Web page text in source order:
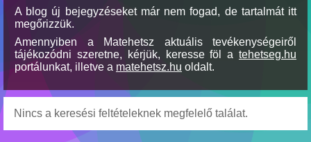
A blog új bejegyzéseket már nem fogad, de tartalmát itt
megőrizzük.
Amennyiben a Matehetsz aktuális tevékenységeiről
tájékozódni szeretne, kérjük, keresse föl a tehetseg.hu
portálunkat, illetve a matehetsz.hu oldalt.
Nincs a keresési feltételeknek megfelelő találat.